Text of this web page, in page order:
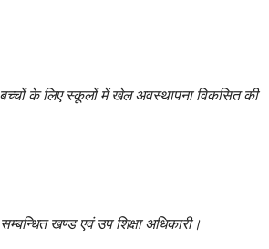
के लिए स्कूलों में खेल अवस्थापना विकसित की
खण्ड एवं उप शिक्षा अधिकारी।